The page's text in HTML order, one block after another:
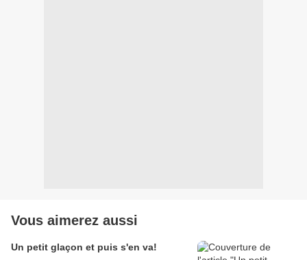
Vous aimerez aussi
Un petit glaçon et puis s'en va!